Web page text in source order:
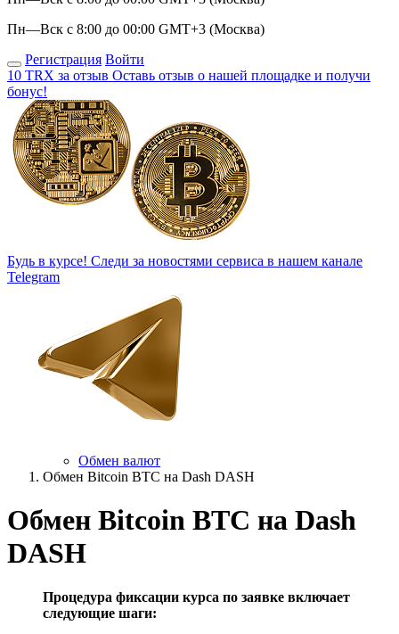
Пн—Вск с 8:00 до 00:00 GMT+3 (Москва)
Регистрация Войти
10 TRX за отзыв Оставь отзыв о нашей площадке и получи
бонус!
Будь в курсе! Следи за новостями сервиса в нашем канале
Telegram
Обмен валют
Обмен Bitcoin BTC на Dash DASH
Обмен Bitcoin BTC на Dash
DASH
Процедура фиксации курса по заявке включает
следующие шаги: